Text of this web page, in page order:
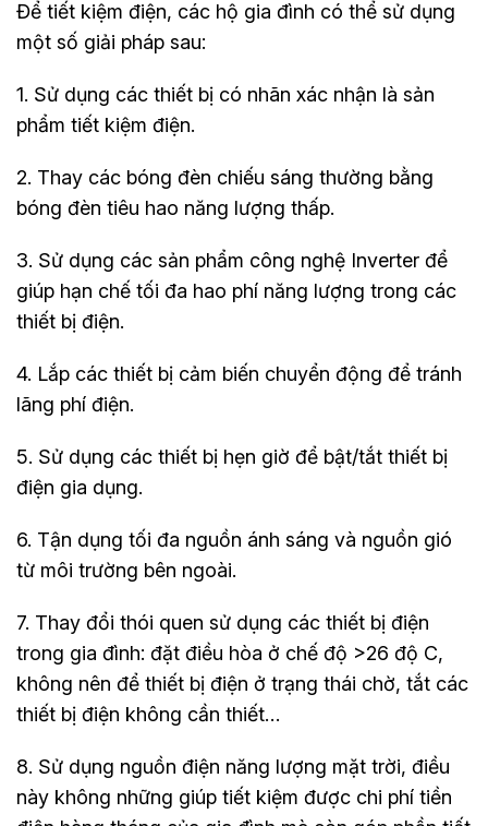
Để tiết kiệm điện, các hộ gia đình có thể sử dụng
một số giải pháp sau:
1. Sử dụng các thiết bị có nhãn xác nhận là sản
phẩm tiết kiệm điện.
2. Thay các bóng đèn chiếu sáng thường bằng
bóng đèn tiêu hao năng lượng thấp.
3. Sử dụng các sản phẩm công nghệ Inverter để
giúp hạn chế tối đa hao phí năng lượng trong các
thiết bị điện.
4. Lắp các thiết bị cảm biến chuyển động để tránh
lãng phí điện.
5. Sử dụng các thiết bị hẹn giờ để bật/tắt thiết bị
điện gia dụng.
6. Tận dụng tối đa nguồn ánh sáng và nguồn gió
từ môi trường bên ngoài.
7. Thay đổi thói quen sử dụng các thiết bị điện
trong gia đình: đặt điều hòa ở chế độ >26 độ C,
không nên để thiết bị điện ở trạng thái chờ, tắt các
thiết bị điện không cần thiết…
8. Sử dụng nguồn điện năng lượng mặt trời, điều
này không những giúp tiết kiệm được chi phí tiền